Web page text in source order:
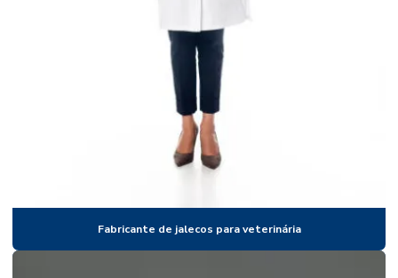
Fábrica de jalecos para faculdades
Fábrica de jalecos para fisioterapia
Fábrica de jalecos para hospitais
Fabricante de jalecos para veterinária